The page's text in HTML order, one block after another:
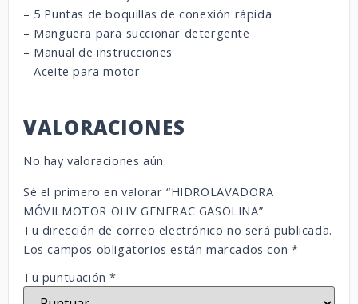
– 5 Puntas de boquillas de conexión rápida
– Manguera para succionar detergente
– Manual de instrucciones
– Aceite para motor
VALORACIONES
No hay valoraciones aún.
Sé el primero en valorar “HIDROLAVADORA
MÓVILMOTOR OHV GENERAC GASOLINA”
Tu dirección de correo electrónico no será publicada.
Los campos obligatorios están marcados con *
Tu puntuación*